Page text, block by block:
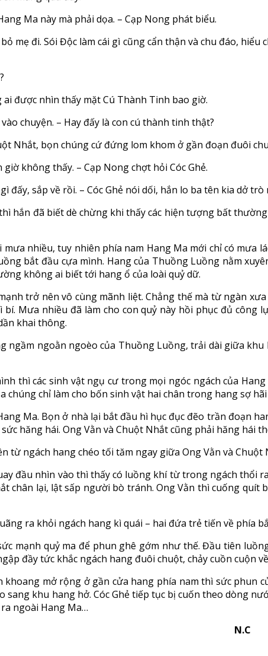
Ma này mà phải dọa. – Cạp Nong phát biểu.
mẹ đi. Sói Độc làm cái gì cũng cẩn thận và chu đáo,
được nhìn thấy mặt Cú Thành Tinh bao giờ.
chuyện. – Hay đấy là con cú thành tinh thật?
Nhắt, bọn chúng cứ đứng lom khom ở gần đoạn đuôi
không thấy. – Cạp Nong chợt hỏi Cóc Ghẻ.
đấy, sắp về rồi. – Cóc Ghẻ nói dối, hắn lo ba tên kia dở
hắn đã biết dè chừng khi thấy các hiện tượng bất
nhiều, tuy nhiên phía nam Hang Ma mới chỉ có mưa
bắt đầu cựa mình. Hang của Thuồng Luồng nằm
không ai biết tới hang ổ của loài quỷ dữ.
trở nên vô cùng mãnh liệt. Chẳng thế mà từ ngàn
Mưa nhiều đã làm cho con quỷ này hồi phục đủ
khai thông.
ngầm ngoằn ngoèo của Thuồng Luồng, trải dài giữa
thì các sinh vật ngụ cư trong mọi ngóc ngách của
chúng chỉ làm cho bốn sinh vật hai chân trong hang sợ
Ma. Bọn ở nhà lại bắt đầu hì hục đục đẽo trần đoạn
hăng hái. Ong Vằn và Chuột Nhắt cũng phải hăng hái
từ ngách hang chéo tối tăm ngay giữa Ong Vằn và
đầu nhìn vào thì thấy có luồng khí từ trong ngách thổi
chân lại, lật sấp người bò tránh. Ong Vằn thì cuống
ra khỏi ngách hang kì quái – hai đứa trẻ tiến về phía
mạnh quỷ ma để phun ghê gớm như thế. Đầu tiên
đầy tức khắc ngách hang đuôi chuột, chảy cuồn cuộn
mở rộng ở gần cửa hang phía nam thì sức phun
sang khu hang hở. Cóc Ghẻ tiếp tục bị cuốn theo dòng
ngoài Hang Ma…
N.C